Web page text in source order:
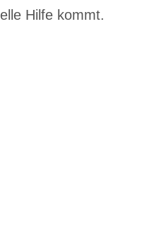
Hilfe kommt.